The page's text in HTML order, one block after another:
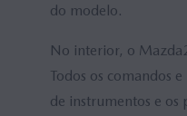
do modelo.
No interior, o
Todos os comandos
de instrumentos e os